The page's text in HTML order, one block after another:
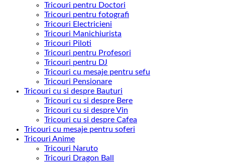
Tricouri pentru Doctori
Tricouri pentru fotografi
Tricouri Electricieni
Tricouri Manichiurista
Tricouri Piloti
Tricouri pentru Profesori
Tricouri pentru DJ
Tricouri cu mesaje pentru sefu
Tricouri Pensionare
Tricouri cu si despre Bauturi
Tricouri cu si despre Bere
Tricouri cu si despre Vin
Tricouri cu si despre Cafea
Tricouri cu mesaje pentru soferi
Tricouri Anime
Tricouri Naruto
Tricouri Dragon Ball